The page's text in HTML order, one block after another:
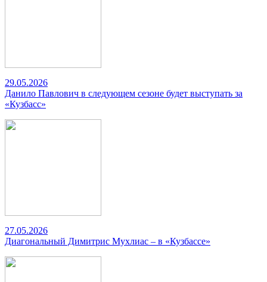
29.05.2026
Данило Павлович в следующем сезоне будет выступать за
«Кузбасс»
27.05.2026
Диагональный Димитрис Мухлиас – в «Кузбассе»